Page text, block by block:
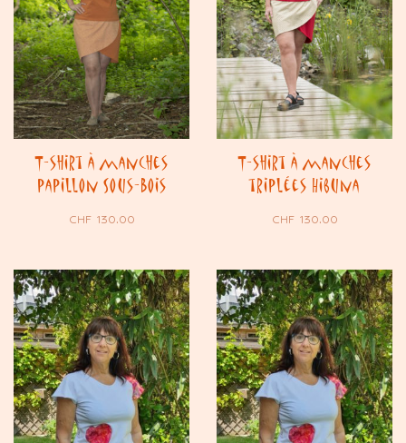
T-shirt à manches
papillon Sous-Bois
CHF130.00
T-shirt à manches
triplées Hibuna
CHF130.00